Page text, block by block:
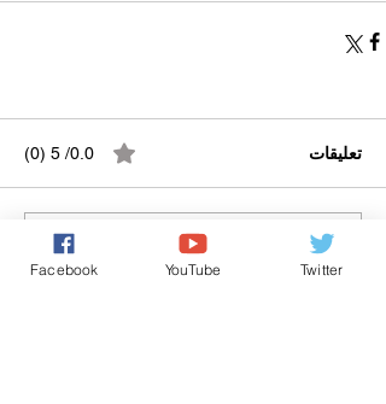
تعليقات 0.0/ 5 (0)
التعليق والتقييم...
Facebook YouTube Twitter